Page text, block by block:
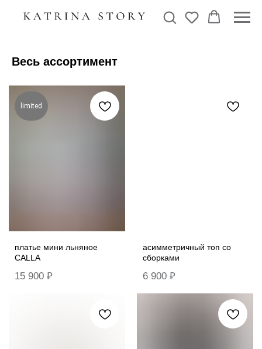
Весь ассортимент
limited
платье мини льняное
CALLA
15 900 ₽
асимметричный топ со
сборками
6 900 ₽